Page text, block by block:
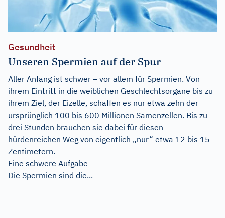
Gesundheit
Unseren Spermien auf der Spur
Aller Anfang ist schwer – vor allem für Spermien. Von
ihrem Eintritt in die weiblichen Geschlechtsorgane bis zu
ihrem Ziel, der Eizelle, schaffen es nur etwa zehn der
ursprünglich 100 bis 600 Millionen Samenzellen. Bis zu
drei Stunden brauchen sie dabei für diesen
hürdenreichen Weg von eigentlich „nur“ etwa 12 bis 15
Zentimetern.
Eine schwere Aufgabe
Die Spermien sind die...